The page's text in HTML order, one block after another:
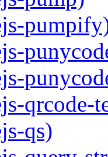
qrcode-
qs)